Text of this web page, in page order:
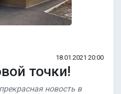
18.01.2021 20:00
точки!
новость в